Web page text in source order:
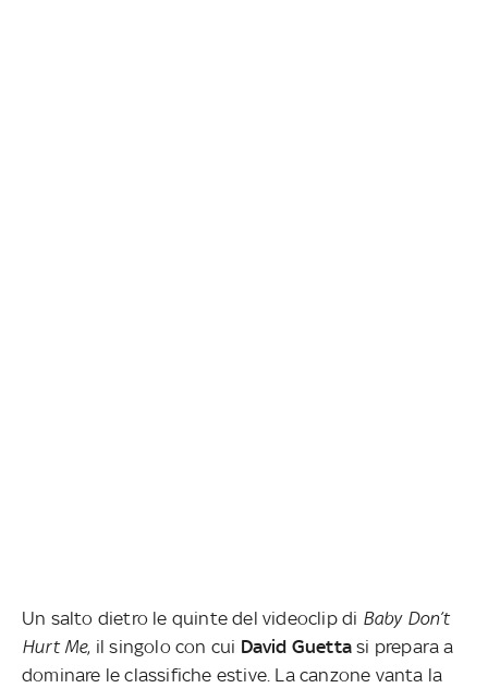
Un salto dietro le quinte del videoclip di Baby Don’t
Hurt Me, il singolo con cui David Guetta si prepara a
dominare le classifiche estive. La canzone vanta la